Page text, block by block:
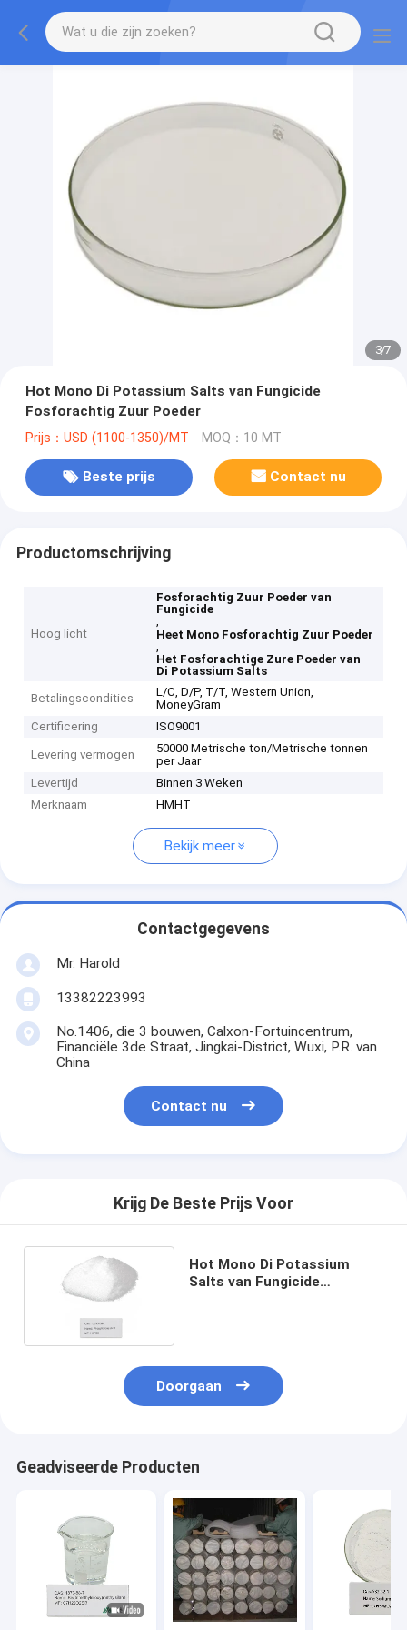
3/7
Hot Mono Di Potassium Salts van Fungicide
Fosforachtig Zuur Poeder
Prijs：USD (1100-1350)/MT MOQ：10 MT
Beste prijs Contact nu
Productomschrijving
Hoog licht
Fosforachtig Zuur Poeder van
Fungicide
,
Heet Mono Fosforachtig Zuur Poeder
,
Het Fosforachtige Zure Poeder van
Di Potassium Salts
Betalingscondities
L/C, D/P, T/T, Western Union,
MoneyGram
Certificering
ISO9001
Levering vermogen
50000 Metrische ton/Metrische tonnen
per Jaar
Levertijd
Binnen 3 Weken
Merknaam
HMHT
Bekijk meer
Contactgegevens
Mr. Harold
13382223993
No.1406, die 3 bouwen, Calxon-Fortuincentrum,
Financiële 3de Straat, Jingkai-District, Wuxi, P.R. van
China
Contact nu
Krijg De Beste Prijs Voor
Hot Mono Di Potassium
Salts van Fungicide
Doorgaan
Geadviseerde Producten